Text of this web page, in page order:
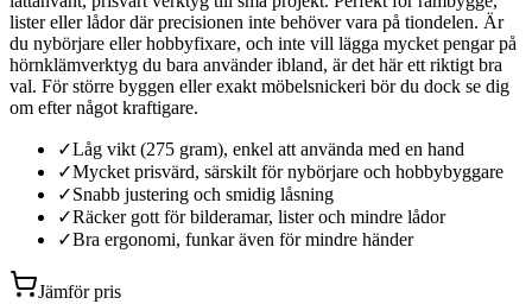
lister eller lådor där precisionen inte behöver vara på tiondelen. Är
du nybörjare eller hobbyfixare, och inte vill lägga mycket pengar på
hörnklämverktyg du bara använder ibland, är det här ett riktigt bra
val. För större byggen eller exakt möbelsnickeri bör du dock se dig
om efter något kraftigare.
✓Låg vikt (275 gram), enkel att använda med en hand
✓Mycket prisvärd, särskilt för nybörjare och hobbybyggare
✓Snabb justering och smidig låsning
✓Räcker gott för bilderamar, lister och mindre lådor
✓Bra ergonomi, funkar även för mindre händer
Jämför pris